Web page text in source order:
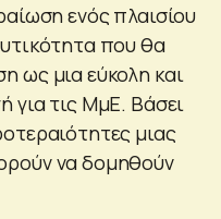
ενός πλαισίου
που θα
ως μια εύκολη και
για τις ΜμΕ. Βάσει
μιας
να δομηθούν